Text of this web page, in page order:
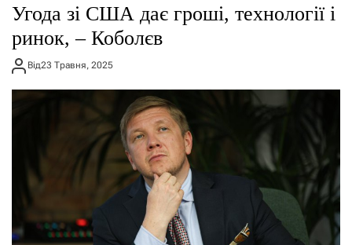
Угода зі США дає гроші, технології і
ринок, – Коболєв
Від23 Травня, 2025